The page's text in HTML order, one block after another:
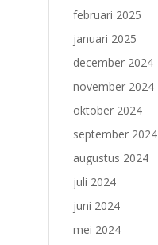
februari 2025
januari 2025
december 2024
november 2024
oktober 2024
september 2024
augustus 2024
juli 2024
juni 2024
mei 2024